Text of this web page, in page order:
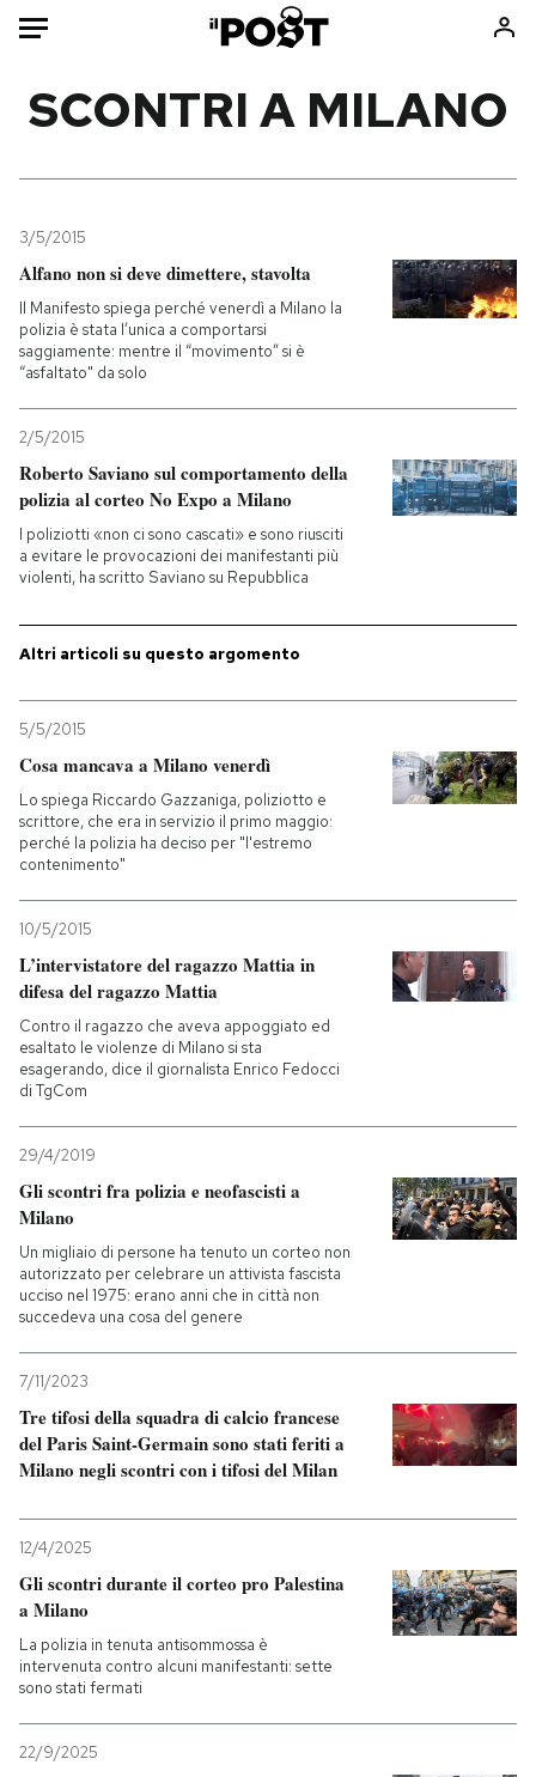
Mondo
Politica
Tecnologia
Internet
Scienza
Cultura
Economia
Sport
Consumismi
Storie/Idee
Europa
Mondiali calcio 2026
PODCAST
NEWSLETTER
I MIEI PREFERITI
SHOP
CALENDARIO
AREA PERSONALE
Entra
SCONTRI A MILANO
3/5/2015
Alfano non si deve dimettere, stavolta
Il Manifesto spiega perché venerdì a Milano la
polizia è stata l’unica a comportarsi
saggiamente: mentre il “movimento” si è
“asfaltato" da solo
2/5/2015
Roberto Saviano sul comportamento della
polizia al corteo No Expo a Milano
I poliziotti «non ci sono cascati» e sono riusciti
a evitare le provocazioni dei manifestanti più
violenti, ha scritto Saviano su Repubblica
Altri articoli su questo argomento
5/5/2015
Cosa mancava a Milano venerdì
Lo spiega Riccardo Gazzaniga, poliziotto e
scrittore, che era in servizio il primo maggio:
perché la polizia ha deciso per "l'estremo
contenimento"
10/5/2015
L’intervistatore del ragazzo Mattia in
difesa del ragazzo Mattia
Contro il ragazzo che aveva appoggiato ed
esaltato le violenze di Milano si sta
esagerando, dice il giornalista Enrico Fedocci
di TgCom
29/4/2019
Gli scontri fra polizia e neofascisti a
Milano
Un migliaio di persone ha tenuto un corteo non
autorizzato per celebrare un attivista fascista
ucciso nel 1975: erano anni che in città non
succedeva una cosa del genere
7/11/2023
Tre tifosi della squadra di calcio francese
del Paris Saint-Germain sono stati feriti a
Milano negli scontri con i tifosi del Milan
12/4/2025
Gli scontri durante il corteo pro Palestina
a Milano
La polizia in tenuta antisommossa è
intervenuta contro alcuni manifestanti: sette
sono stati fermati
22/9/2025